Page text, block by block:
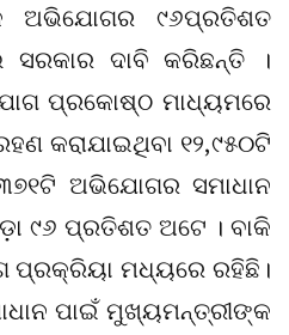
ଅଭିଯୋଗର ୯୬ପ୍ରତିଶତ
ସରକାର ଦାବି କରିଛନ୍ତି ।
ପ୍ରକୋଷ୍ଠ ମାଧ୍ୟମରେ
କରାଯାଇଥିବା ୧୨,୯୫୦ଟି
ଅଭିଯୋଗର ସମାଧାନ
୯୬ ପ୍ରତିଶତ ଅଟେ । ବାକି
ପ୍ରକ୍ରିୟା ମଧ୍ୟରେ ରହିଛି।
ପାଇଁ ମୁଖ୍ୟମନ୍ତ୍ରୀଙ୍କ